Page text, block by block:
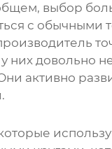
выбор
с
довольно
активно